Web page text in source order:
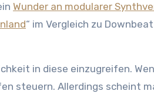
Wunder an modularer
“ im Vergleich zu
in diese einzugreifen.
steuern. Allerdings scheint